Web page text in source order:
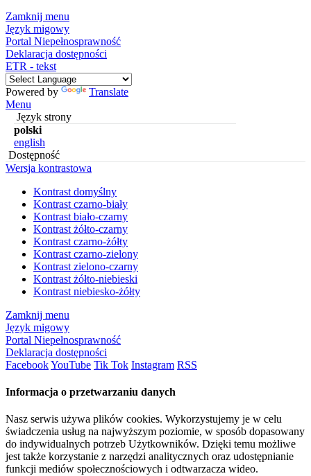
Zamknij menu
Język migowy
Portal Niepełnosprawność
Deklaracja dostępności
ETR - tekst
Powered by
Translate
Menu
Język strony
polski
english
Dostępność
Wersja kontrastowa
Kontrast domyślny
Kontrast czarno-biały
Kontrast biało-czarny
Kontrast żółto-czarny
Kontrast czarno-żółty
Kontrast czarno-zielony
Kontrast zielono-czarny
Kontrast żółto-niebieski
Kontrast niebiesko-żółty
Zamknij menu
Język migowy
Portal Niepełnosprawność
Deklaracja dostępności
FacebookYouTube Tik Tok Instagram RSS
Informacja o przetwarzaniu danych
Nasz serwis używa plików cookies. Wykorzystujemy je w celu
świadczenia usług na najwyższym poziomie, w sposób dopasowany
do indywidualnych potrzeb Użytkowników. Dzięki temu możliwe
jest także korzystanie z narzędzi analitycznych oraz udostępnianie
funkcji mediów społecznościowych i odtwarzacza wideo.